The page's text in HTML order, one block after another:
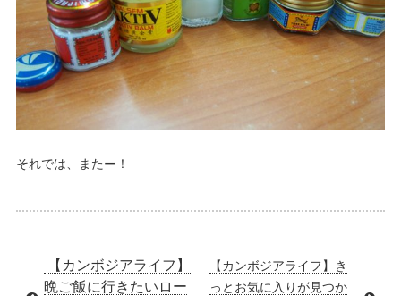
それでは、またー！
【カンボジアライフ】
晩ご飯に行きたいロー
【カンボジアライフ】き
っとお気に入りが見つか